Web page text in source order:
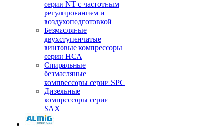
серии NT с частотным
регулированием и
воздухоподготовкой
Безмасляные
двухступенчатые
винтовые компрессоры
серии HCA
Спиральные
безмасляные
компрессоры серии SPC
Дизельные
компрессоры серии
SAX